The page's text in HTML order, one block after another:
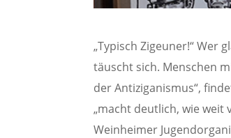
„Typisch Zigeuner!“ Wer
täuscht sich. Menschen
der Antiziganismus“,
„macht deutlich, wie
Weinheimer